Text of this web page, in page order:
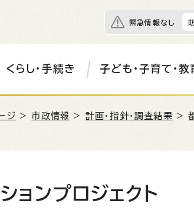
緊急情報なし
くらし・手続き 子ども・子育て・教
ジ >市政情報 > 計画・指針・調査結果 >
ョンプロジェクト